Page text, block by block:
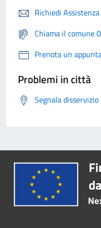
Richiedi Assistenza
Chiama il comune
Prenota un
Problemi in città
Segnala disservizio